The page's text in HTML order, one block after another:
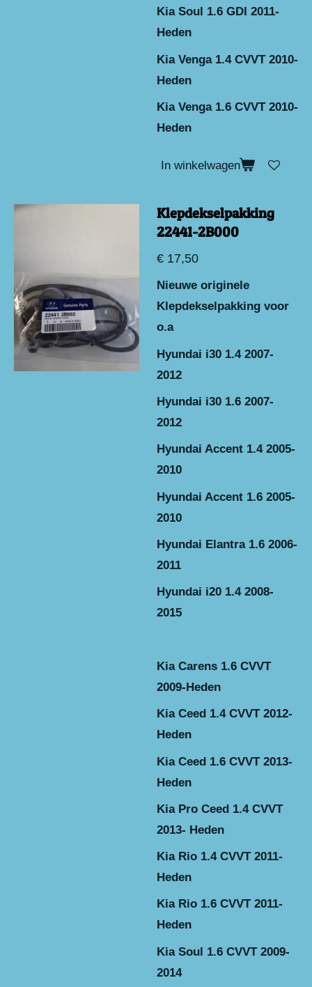
Kia Soul 1.6 GDI 2011-
Heden
Kia Venga 1.4 CVVT 2010-
Heden
Kia Venga 1.6 CVVT 2010-
Heden
In winkelwagen
Klepdekselpakking
22441-2B000
€ 17,50
Nieuwe originele
Klepdekselpakking voor
o.a
Hyundai i30 1.4 2007-
2012
Hyundai i30 1.6 2007-
2012
Hyundai Accent 1.4 2005-
2010
Hyundai Accent 1.6 2005-
2010
Hyundai Elantra 1.6 2006-
2011
Hyundai i20 1.4 2008-
2015
Kia Carens 1.6 CVVT
2009-Heden
Kia Ceed 1.4 CVVT 2012-
Heden
Kia Ceed 1.6 CVVT 2013-
Heden
Kia Pro Ceed 1.4 CVVT
2013- Heden
Kia Rio 1.4 CVVT 2011-
Heden
Kia Rio 1.6 CVVT 2011-
Heden
Kia Soul 1.6 CVVT 2009-
2014